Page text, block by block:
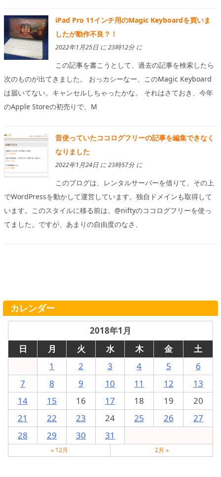
iPad Pro 11インチ用のMagic Keyboardを買いま
したが動作不良？！
2022年1月25日 に 23時12分 に
この記事を書こうとして、過去の記事を検索したら
次のものが出てきました。 おっカシーなー、このMagic Keyboard
は届いてない。キャンセルしちゃったかな。 それはさておき、今年
のApple Storeの初売りで、M
昔使っていたココログフリーの記事を編集できなく
なりました
2022年1月24日 に 23時57分 に
このブログは、レンタルサーバーを借りて、その上
でWordPressを動かして運営しています。独自ドメインも取得して
います。このスタイルに移る前は、@niftyのココログフリーを使っ
てました。ですが、あまりの自由度のなさ、
カレンダー
2018年1月
日
月 火 水 木 金
土
1
2 3 4 5
6
7
8 9 10 11 12
13
14
15 16 17 18 19
20
21
22 23 24 25 26
27
28
29 30 31
« 12月 2月 »